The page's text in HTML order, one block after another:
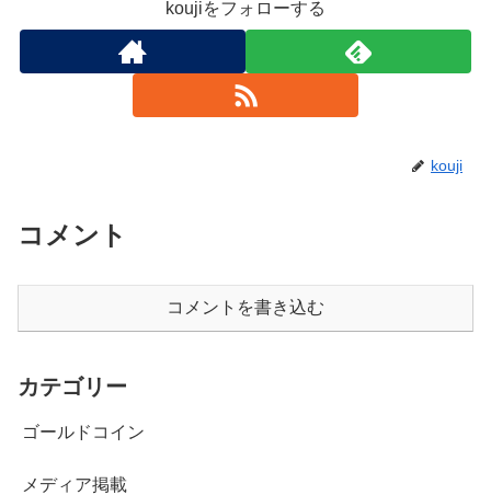
koujiをフォローする
kouji
コメント
コメントを書き込む
カテゴリー
ゴールドコイン
メディア掲載